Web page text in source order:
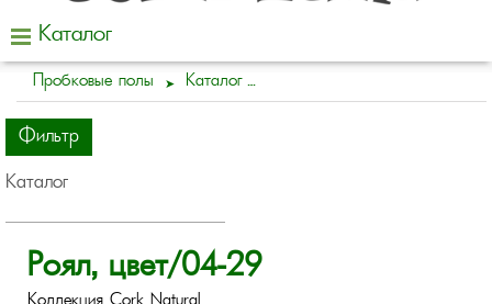
Каталог
Пробковые полы Каталог
Фильтр
Каталог
Роял, цвет/04-29